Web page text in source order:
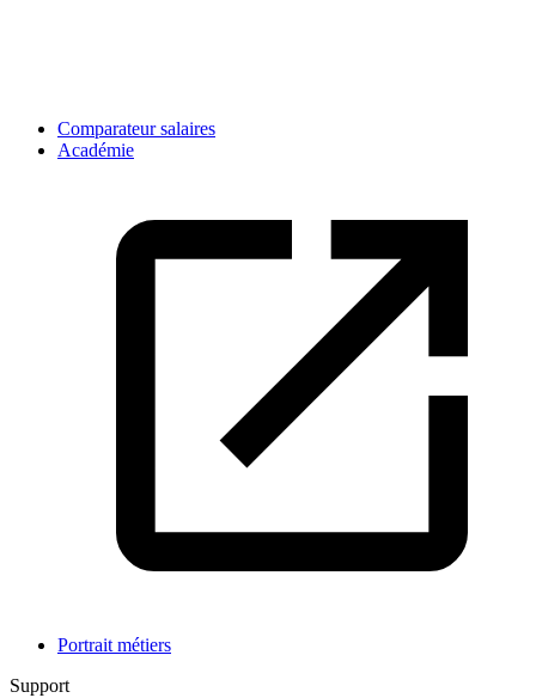
Comparateur salaires
Académie
Portrait métiers
Support